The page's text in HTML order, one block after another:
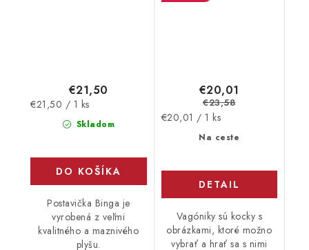
Skladom
€21,50
Jednotková
€21,50 / 1 ks
DO KOŠÍKA
Postavička Binga je
vyrobená z veľmi
kvalitného a maznivého
plyšu.
Na ceste
€20,01
€23,58
Jednotková
€20,01 / 1 ks
DETAIL
Vagóniky sú kocky s
obrázkami, ktoré možno
vybrať a hrať sa s nimi